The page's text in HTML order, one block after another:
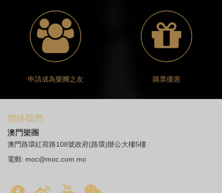
申請成為樂團之友 購票優惠
聯絡我們
澳門樂團
澳門路環紅荷路108號政府(路環)辦公大樓5樓
電郵: moc@moc.com.mo